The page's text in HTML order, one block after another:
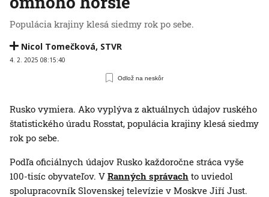
Populácia krajiny klesá siedmy rok po sebe.
Nicol Tomečková, STVR
4. 2. 2025 08:15:40
Odlož na neskôr
Rusko vymiera. Ako vyplýva z aktuálnych údajov ruského
štatistického úradu Rosstat, populácia krajiny klesá siedmy
rok po sebe.
Podľa oficiálnych údajov Rusko každoročne stráca vyše
100-tisíc obyvateľov. V Ranných správach to uviedol
spolupracovník Slovenskej televízie v Moskve Jiří Just.